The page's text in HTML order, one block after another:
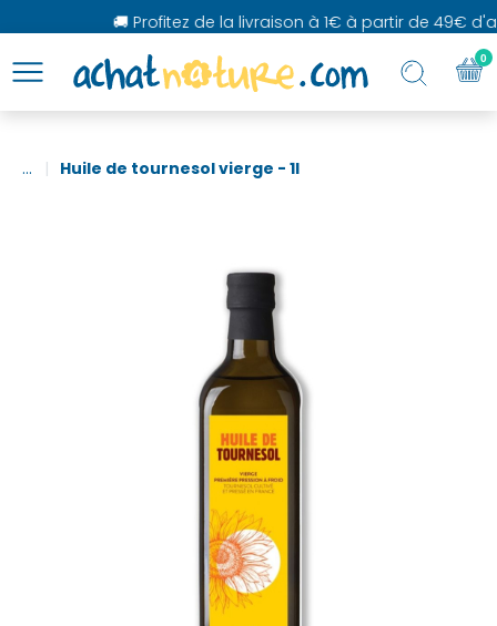
🚚 Profitez de la livraison à 1€ à partir de 49€
... Huile de tournesol vierge - 1l
0